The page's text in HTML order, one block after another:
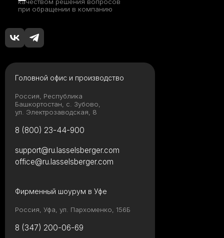
качеством решения вопросов
при обращении в компанию
Головной офис и производство
Россия, Республика
Башкортостан, с. Зубово,
ул. Электрозаводская, 8
8 (800) 23-44-900
Фирменный шоурум в Уфе
Россия, Уфа, ул. Пархоменко, 156Б
8 (347) 200-06-69
support@ru.lasselsberger.com
office@ru.lasselsberger.com